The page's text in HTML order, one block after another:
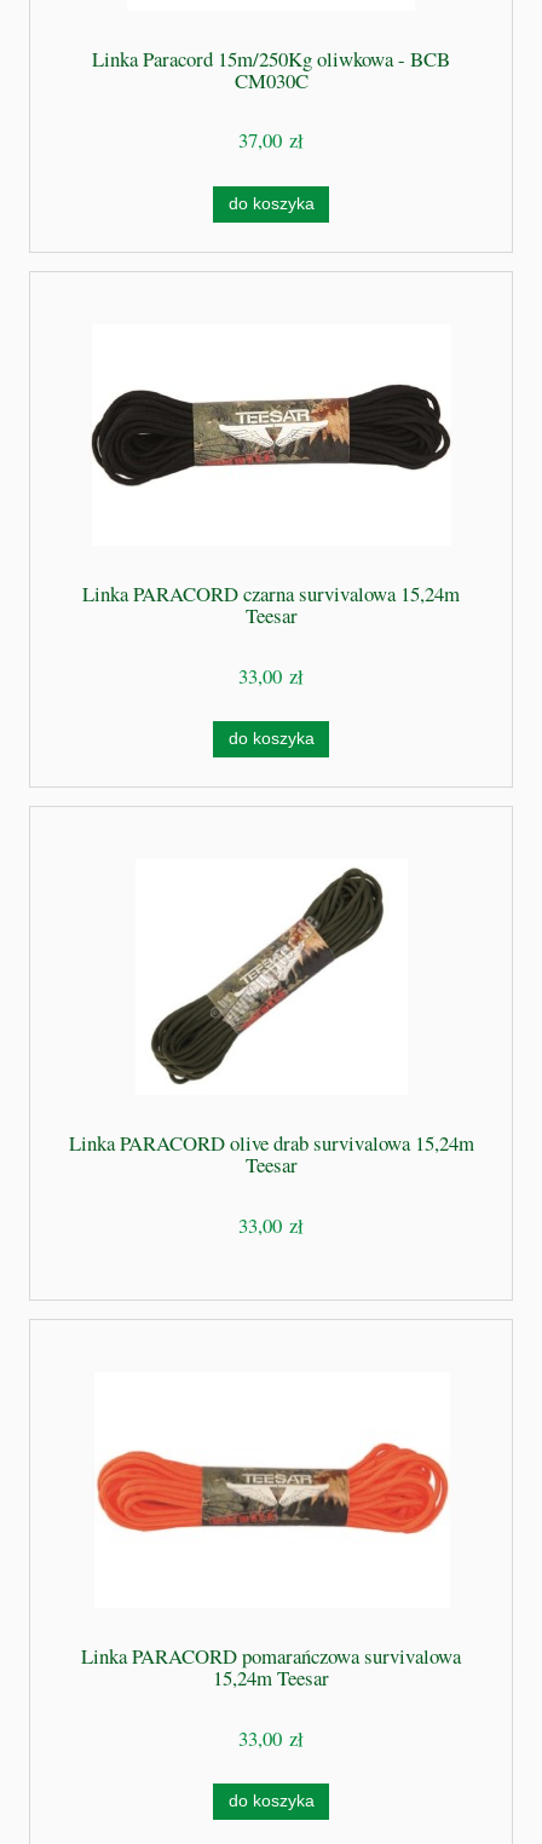
Linka Paracord 15m/250Kg oliwkowa - BCB
CM030C
37,00 zł
do koszyka
Linka PARACORD czarna survivalowa 15,24m
Teesar
33,00 zł
do koszyka
Linka PARACORD olive drab survivalowa 15,24m
Teesar
33,00 zł
Linka PARACORD pomarańczowa survivalowa
15,24m Teesar
33,00 zł
do koszyka